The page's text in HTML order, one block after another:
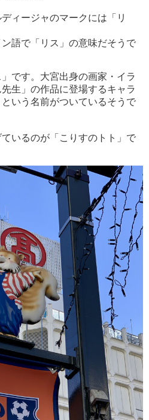
ィージャのマークには「リ
語で「リス」の意味だそうで
です。大宮出身の画家・イラ
生」の作品に登場するキャラ
いう名前がついているそうで
いるのが「こりすのトト」で